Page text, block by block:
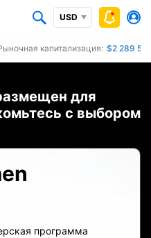
USD
капитализация: $2 289
для
с выбором
программа